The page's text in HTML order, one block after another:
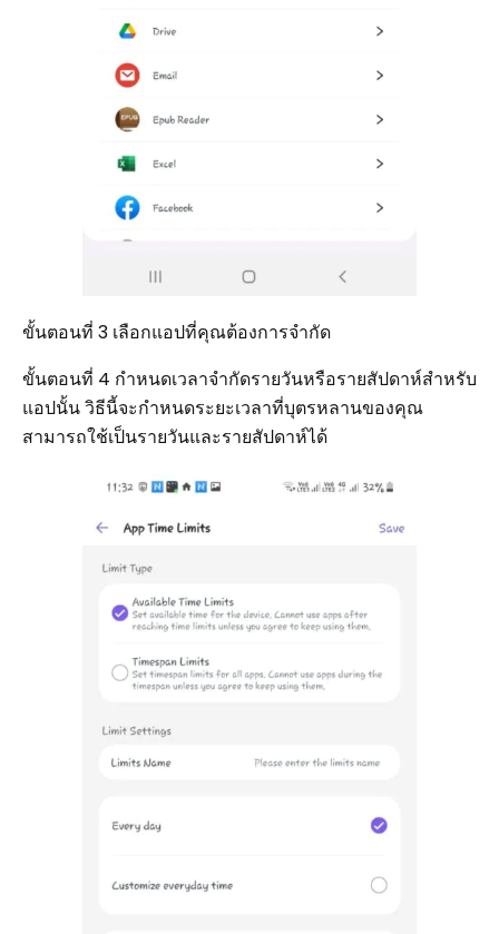
ขั้นตอนที่ 3 เลือกแอปที่คุณต้องการจำกัด
ขั้นตอนที่ 4 กำหนดเวลาจำกัดรายวันหรือรายสัปดาห์สำหรับ
แอปนั้น วิธีนี้จะกำหนดระยะเวลาที่บุตรหลานของคุณ
สามารถใช้เป็นรายวันและรายสัปดาห์ได้